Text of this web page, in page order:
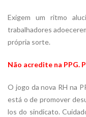
Exigem um ritmo
trabalhadores
própria sorte.
Não acredite na PPG.
O jogo da nova RH na
está o de promover
los do sindicato.